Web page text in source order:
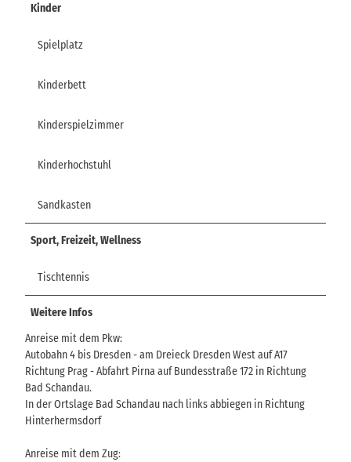
Kinder
Spielplatz
Kinderbett
Kinderspielzimmer
Kinderhochstuhl
Sandkasten
Sport, Freizeit, Wellness
Tischtennis
Weitere Infos
Anreise mit dem Pkw:
Autobahn 4 bis Dresden - am Dreieck Dresden West auf A17
Richtung Prag - Abfahrt Pirna auf Bundesstraße 172 in Richtung
Bad Schandau.
In der Ortslage Bad Schandau nach links abbiegen in Richtung
Hinterhermsdorf
Anreise mit dem Zug: